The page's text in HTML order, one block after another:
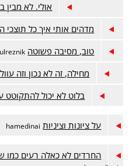
אולי. לא מבין
מדהים אותי איך כל תוצכי
טוב, מסיבה פשוטה
מחילה, זה לא נכון וזה
בלוט לא יכול להתקוטט
על ציונות וציניות hamedinai
החרדים לא כאלה רעים כמו